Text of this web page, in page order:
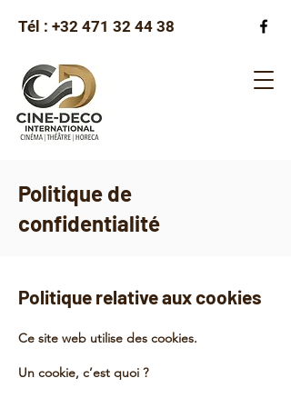
Tél : +32 471 32 44 38
Politique de
confidentialité
Politique relative aux cookies
Ce site web utilise des cookies.
Un cookie, c’est quoi ?